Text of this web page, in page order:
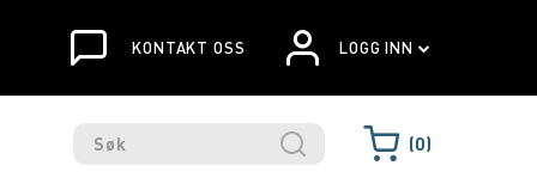
KONTAKT OSS LOGG INN
0